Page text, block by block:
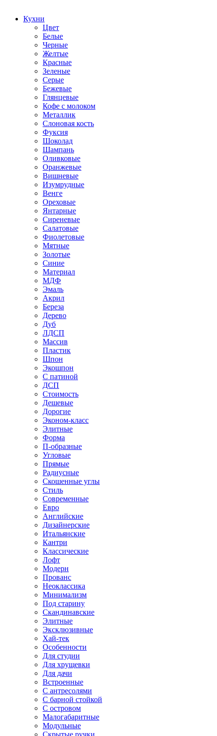
Кухни
Цвет
Белые
Черные
Желтые
Красные
Зеленые
Серые
Бежевые
Глянцевые
Кофе с молоком
Металлик
Слоновая кость
Фуксия
Шоколад
Шампань
Оливковые
Оранжевые
Вишневые
Изумрудные
Венге
Ореховые
Янтарные
Сиреневые
Салатовые
Фиолетовые
Мятные
Золотые
Синие
Материал
МДФ
Эмаль
Акрил
Береза
Дерево
Дуб
ЛДСП
Массив
Пластик
Шпон
Экошпон
С патиной
ДСП
Стоимость
Дешевые
Дорогие
Эконом-класс
Элитные
Форма
П-образные
Угловые
Прямые
Радиусные
Скошенные углы
Стиль
Современные
Евро
Английские
Дизайнерские
Итальянские
Кантри
Классические
Лофт
Модерн
Прованс
Неоклассика
Минимализм
Под старину
Скандинавские
Элитные
Эксклюзивные
Хай-тек
Особенности
Для студии
Для хрущевки
Для дачи
Встроенные
С антресолями
С барной стойкой
С островом
Малогабаритные
Модульные
Скрытые ручки